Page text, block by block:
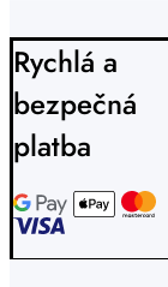
Rychlá a
bezpečná
platba